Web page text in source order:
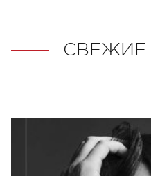
СВЕЖИЕ